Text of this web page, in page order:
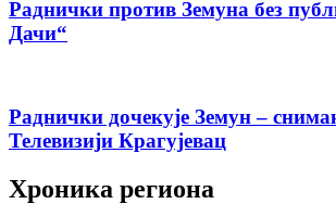
Раднички против Земуна без
Дачи“
Раднички дочекује Земун –
Телевизији Крагујевац
Хроника региона